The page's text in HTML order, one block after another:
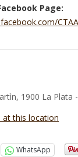
Page:
1900 La Plata
at this location
WhatsApp